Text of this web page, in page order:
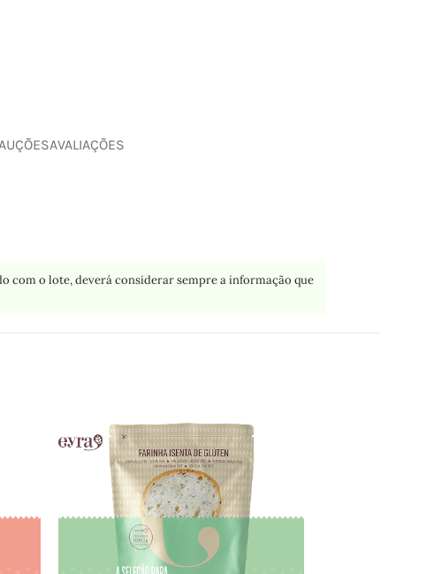
AVALIAÇÕES
com o lote, deverá considerar sempre a informação que